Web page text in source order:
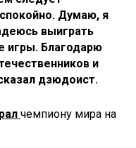
Думаю, я
выиграть
игры. Благодарю
и
дзюдоист.
чемпиону мира на